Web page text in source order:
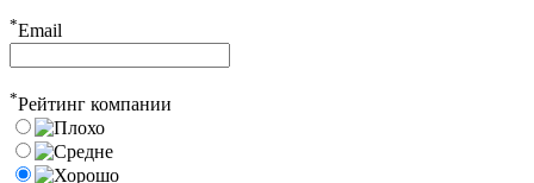
*Email
*Рейтинг компании